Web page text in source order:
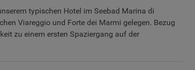
typischen Hotel im Seebad Marina di
Viareggio und Forte dei Marmi gelegen. Bezug
zu einem ersten Spaziergang auf der